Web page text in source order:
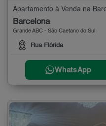
Apartamento à Venda na
Barcelona
Grande ABC - São Caetano do Sul
Rua Flórida
WhatsApp